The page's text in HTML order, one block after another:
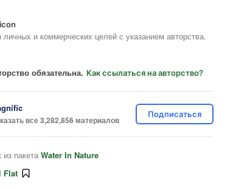
и коммерческих целей с указанием авторства.
обязательна. Как ссылаться на авторство?
все 3,282,856 материалов
Подписаться
пакета Water In Nature
Flat